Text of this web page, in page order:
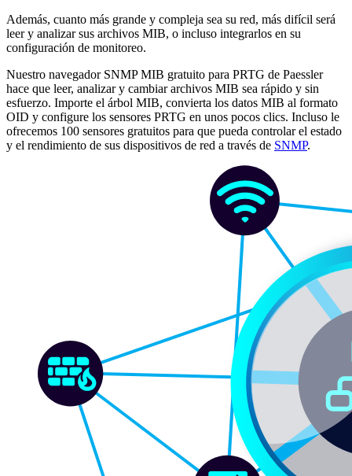
Además, cuanto más grande y compleja sea su red, más difícil será
leer y analizar sus archivos MIB, o incluso integrarlos en su
configuración de monitoreo.
Nuestro navegador SNMP MIB gratuito para PRTG de Paessler
hace que leer, analizar y cambiar archivos MIB sea rápido y sin
esfuerzo. Importe el árbol MIB, convierta los datos MIB al formato
OID y configure los sensores PRTG en unos pocos clics. Incluso le
ofrecemos 100 sensores gratuitos para que pueda controlar el estado
y el rendimiento de sus dispositivos de red a través de SNMP.